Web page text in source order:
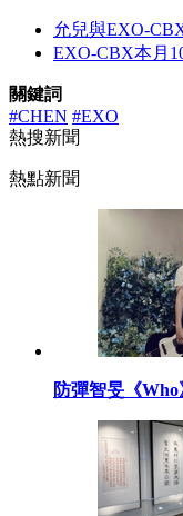
允兒與EXO-
EXO-CBX本月
關鍵詞
#CHEN #EXO
熱搜新聞
熱點新聞
防彈智旻《